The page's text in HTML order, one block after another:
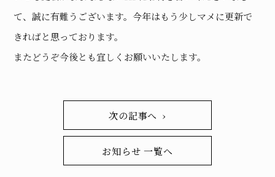
て、誠に有難うございます。今年はもう少しマメに更新で
きればと思っております。
またどうぞ今後とも宜しくお願いいたします。
次の記事へ ›
お知らせ 一覧へ